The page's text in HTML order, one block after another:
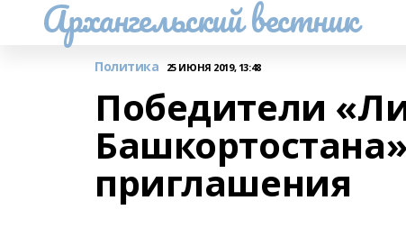
Архангельский вестник
Политика 25 ИЮНЯ 2019, 13:48
Победители
приглашения